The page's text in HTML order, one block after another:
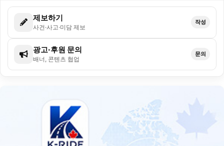
제보하기
사건·사고·미담 제보
작성
광고·후원 문의
배너, 콘텐츠 협업
문의